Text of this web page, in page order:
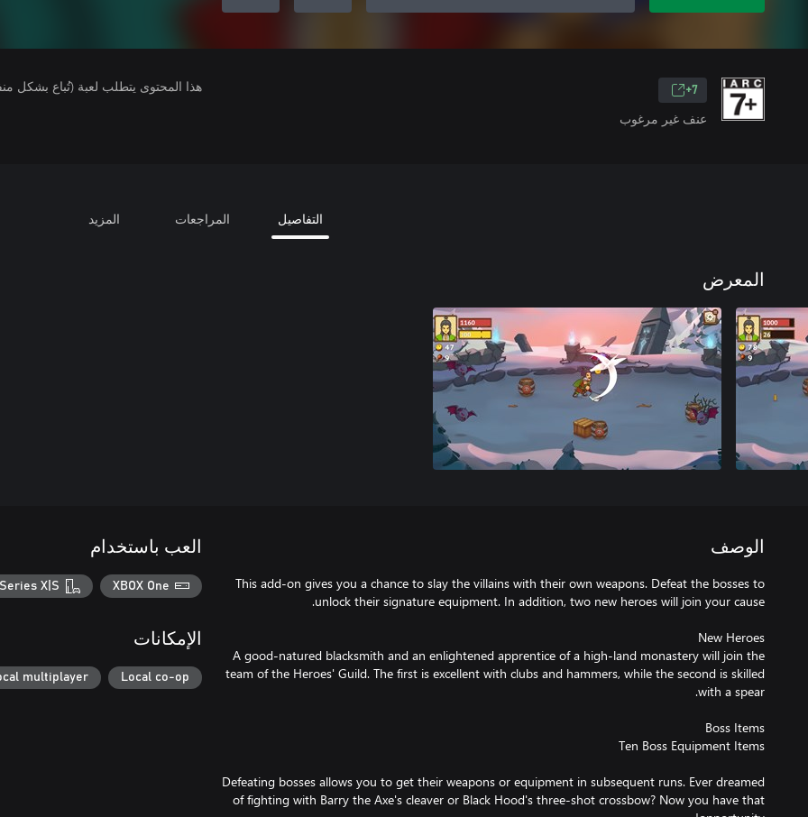
7+
عنف غير مرغوب
هذا المحتوى يتطلب لعبة (تُباع بشكل
التفاصيل المراجعات المزيد
المعرض
الوصف
This add-on gives you a chance to slay the villains with their own weapons. Defeat the bosses to
A good-natured blacksmith and an enlightened apprentice of a high-land monastery will join the
team of the Heroes' Guild. The first is excellent with clubs and hammers, while the second is skilled
Defeating bosses allows you to get their weapons or equipment in subsequent runs. Ever dreamed
of fighting with Barry the Axe's cleaver or Black Hood's three-shot crossbow? Now you have that
العب باستخدام
XBOX One
X|S
الإمكانات
Local co-op
multiplayer